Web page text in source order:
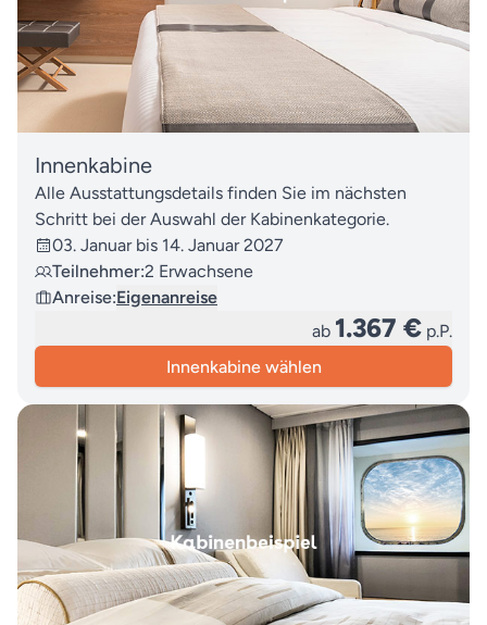
Innenkabine
Alle Ausstattungsdetails finden Sie im nächsten
Schritt bei der Auswahl der Kabinenkategorie.
03. Januar bis 14. Januar 2027
Teilnehmer:2 Erwachsene
Anreise:Eigenanreise
ab 1.367 € p.P.
Innenkabine wählen